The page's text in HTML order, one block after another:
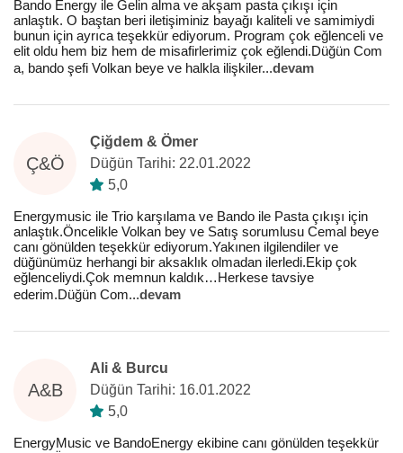
Bando Energy ile Gelin alma ve akşam pasta çıkışı için
anlaştık. O baştan beri iletişiminiz bayağı kaliteli ve samimiydi
bunun için ayrıca teşekkür ediyorum. Program çok eğlenceli ve
elit oldu hem biz hem de misafirlerimiz çok eğlendi.Düğün Com
a, bando şefi Volkan beye ve halkla ilişkiler...devam
Ç&Ö
Çiğdem & Ömer
Düğün Tarihi: 22.01.2022
5,0
Energymusic ile Trio karşılama ve Bando ile Pasta çıkışı için
anlaştık.Öncelikle Volkan bey ve Satış sorumlusu Cemal beye
canı gönülden teşekkür ediyorum.Yakınen ilgilendiler ve
düğünümüz herhangi bir aksaklık olmadan ilerledi.Ekip çok
eğlenceliydi.Çok memnun kaldık…Herkese tavsiye
ederim.Düğün Com...devam
A&B
Ali & Burcu
Düğün Tarihi: 16.01.2022
5,0
EnergyMusic ve BandoEnergy ekibine canı gönülden teşekkür